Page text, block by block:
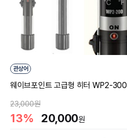
관상어
웨이브포인트 고급형 히터 WP2-300
23,000원
13% 20,000원